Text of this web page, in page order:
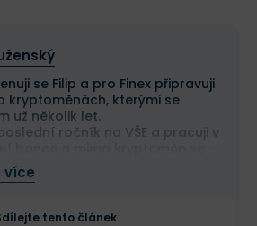
se Filip a pro Finex připravuji
kryptoměnách, kterými se
už několik let.
ročník na VŠE a pracuji v
i o svět investování a osobních
v permanentním strachu z
investuji do zahraničních
více
tento článek